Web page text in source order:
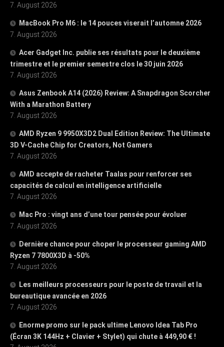
7. August 2026
MacBook Pro M6 : le 14 pouces viserait l’automne 2026
7. August 2026
Acer Gadget Inc. publie ses résultats pour le deuxième
trimestre et le premier semestre clos le 30 juin 2026
7. August 2026
Asus Zenbook A14 (2026) Review: A Snapdragon Scorcher
With a Marathon Battery
7. August 2026
AMD Ryzen 9 9950X3D2 Dual Edition Review: The Ultimate
3D V-Cache Chip for Creators, Not Gamers
7. August 2026
AMD accepte de racheter Taalas pour renforcer ses
capacités de calcul en intelligence artificielle
7. August 2026
Mac Pro : vingt ans d’une tour pensée pour évoluer
7. August 2026
Dernière chance pour choper le processeur gaming AMD
Ryzen 7 7800X3D à -50%
7. August 2026
Les meilleurs processeurs pour le poste de travail et la
bureautique avancée en 2026
7. August 2026
Enorme promo sur le pack ultime Lenovo Idea Tab Pro
(Écran 3K 144Hz + Clavier + Stylet) qui chute à 449,90 € !